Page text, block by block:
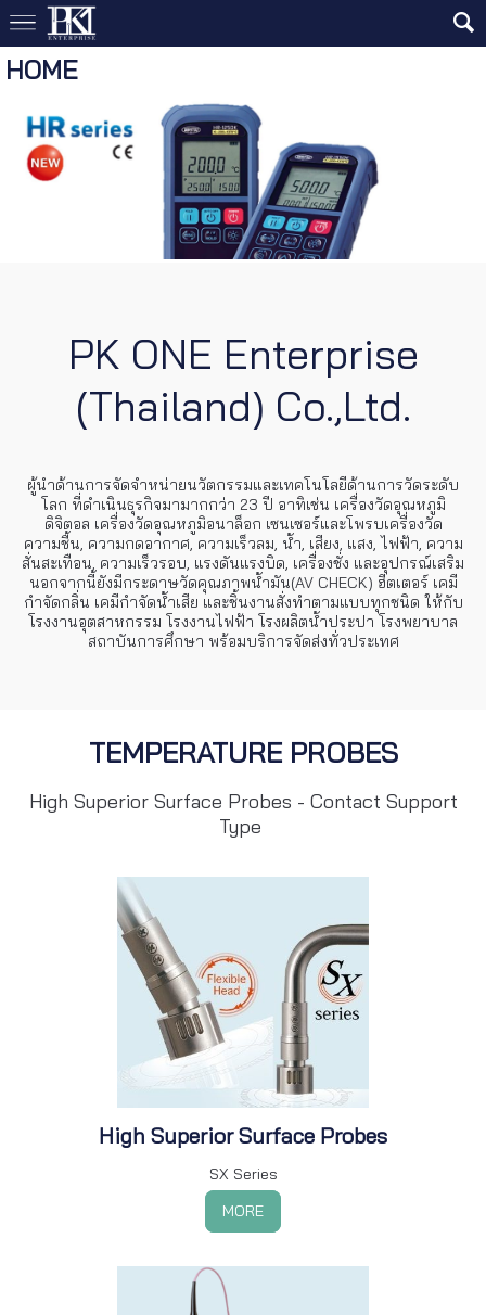
HOME
PK ONE Enterprise
(Thailand) Co.,Ltd.
ผู้นำด้านการจัดจำหน่ายนวัตกรรมและเทคโนโลยีด้านการวัดระดับ
โลก ที่ดำเนินธุรกิจมามากกว่า 23 ปี อาทิเช่น เครื่องวัดอุณหภูมิ
ดิจิตอล เครื่องวัดอุณหภูมิอนาล็อก เซนเซอร์และโพรบเครื่องวัด
ความชื้น, ความกดอากาศ, ความเร็วลม, น้ำ, เสียง, แสง, ไฟฟ้า, ความ
สั่นสะเทือน, ความเร็วรอบ, แรงดันแรงบิด, เครื่องชั่ง และอุปกรณ์เสริม
นอกจากนี้ยังมีกระดาษวัดคุณภาพน้ำมัน(AV CHECK) ฮีตเตอร์ เคมี
กำจัดกลิ่น เคมีกำจัดน้ำเสีย และชิ้นงานสั่งทำตามแบบทุกชนิด ให้กับ
โรงงานอุตสาหกรรม โรงงานไฟฟ้า โรงผลิตน้ำประปา โรงพยาบาล
สถาบันการศึกษา พร้อมบริการจัดส่งทั่วประเทศ
TEMPERATURE PROBES
High Superior Surface Probes - Contact Support
Type
High Superior Surface Probes
SX Series
MORE